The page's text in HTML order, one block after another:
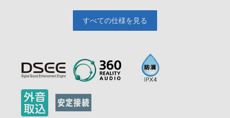
すべての仕様を見る